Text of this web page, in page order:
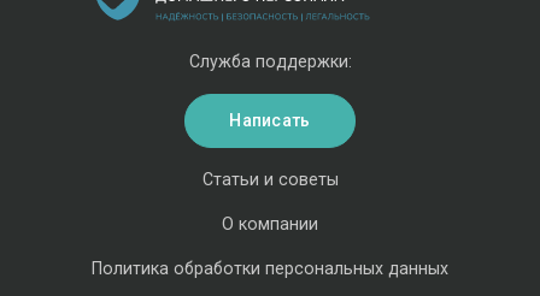
Статьи и советы
О компании
Политика обработки персональных данных
Служба поддержки:
Написать